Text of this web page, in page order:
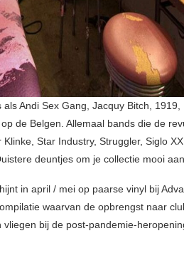
Andi Sex Gang, Jacquy Bitch, 1919,
de Belgen. Allemaal bands die de
Star Industry, Struggler, Siglo
deuntjes om je collectie mooi
in april / mei op paarse vinyl bij
waarvan de opbrengst naar
bij de post-pandemie-